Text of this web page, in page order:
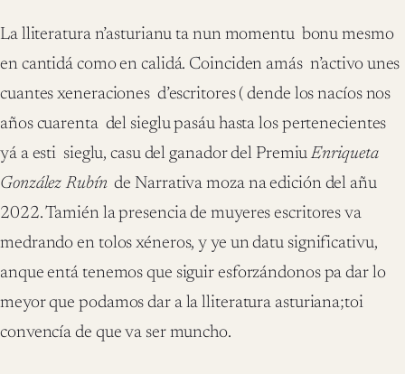
La lliteratura n’asturianu ta nun momentu bonu mesmo
en cantidá como en calidá. Coinciden amás n’activo unes
cuantes xeneraciones d’escritores ( dende los nacíos nos
años cuarenta del sieglu pasáu hasta los pertenecientes
yá a esti sieglu, casu del ganador del PremiuEnriqueta
González Rubínde Narrativa moza na edición del añu
2022. Tamién la presencia de muyeres escritores va
medrando en tolos xéneros, y ye un datu significativu,
anque entá tenemos que siguir esforzándonos pa dar lo
meyor que podamos dar a la lliteratura asturiana;toi
convencía de que va ser muncho.